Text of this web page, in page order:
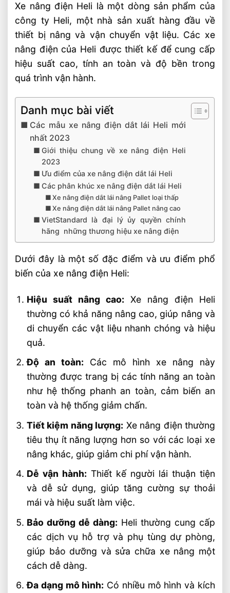
Xe nâng điện Heli là một dòng sản phẩm của
công ty Heli, một nhà sản xuất hàng đầu về
thiết bị nâng và vận chuyển vật liệu. Các xe
nâng điện của Heli được thiết kế để cung cấp
hiệu suất cao, tính an toàn và độ bền trong
quá trình vận hành.
Danh mục bài viết
Các mẫu xe nâng điện dắt lái Heli mới
nhất 2023
Giới thiệu chung về xe nâng điện Heli
2023
Ưu điểm của xe nâng điện dắt lái Heli
Các phân khúc xe nâng điện dắt lái Heli
Xe nâng điện dắt lái nâng Pallet loại thấp
Xe nâng điện dắt lái nâng Pallet nâng cao
VietStandard là đại lý ủy quyền chính
hãng những thương hiệu xe nâng điện
Dưới đây là một số đặc điểm và ưu điểm phổ
biến của xe nâng điện Heli:
Hiệu suất nâng cao: Xe nâng điện Heli
thường có khả năng nâng cao, giúp nâng và
di chuyển các vật liệu nhanh chóng và hiệu
quả.
Độ an toàn: Các mô hình xe nâng này
thường được trang bị các tính năng an toàn
như hệ thống phanh an toàn, cảm biến an
toàn và hệ thống giảm chấn.
Tiết kiệm năng lượng: Xe nâng điện thường
tiêu thụ ít năng lượng hơn so với các loại xe
nâng khác, giúp giảm chi phí vận hành.
Dễ vận hành: Thiết kế người lái thuận tiện
và dễ sử dụng, giúp tăng cường sự thoải
mái và hiệu suất làm việc.
Bảo dưỡng dễ dàng: Heli thường cung cấp
các dịch vụ hỗ trợ và phụ tùng dự phòng,
giúp bảo dưỡng và sửa chữa xe nâng một
cách dễ dàng.
Đa dạng mô hình: Có nhiều mô hình và kích